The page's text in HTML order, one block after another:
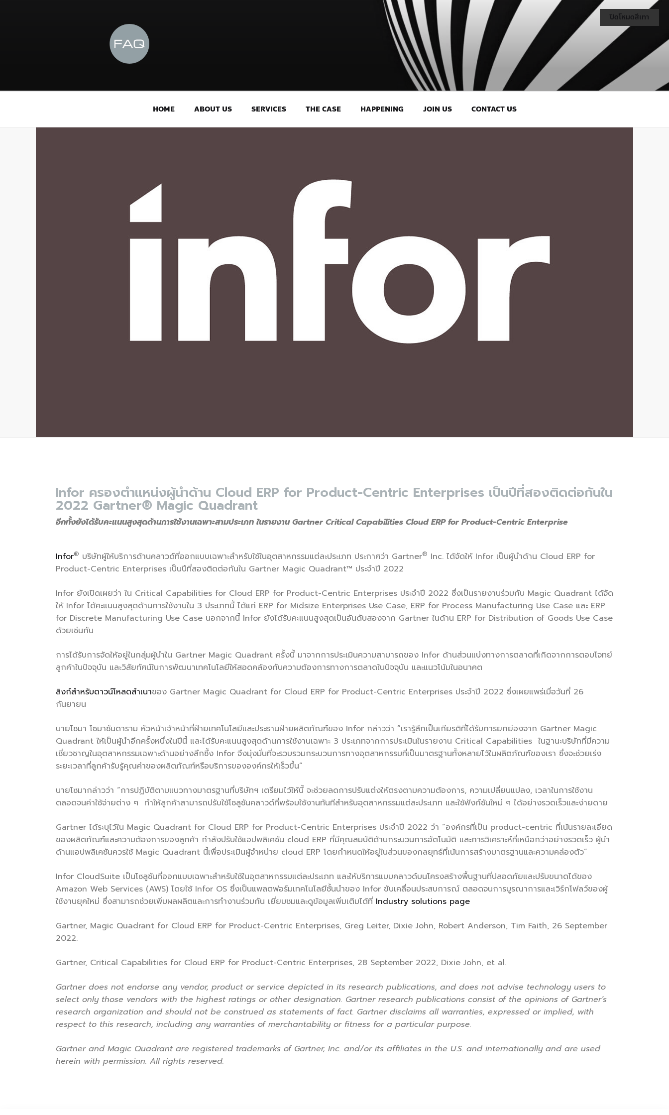
HOME ABOUT US SERVICES THE CASE HAPPENING JOIN US CONTACT US
Infor ครองตำแหน่งผู้นำด้าน Cloud ERP for Product-Centric Enterprises เป็นปีที่สองติดต่อกันใน
2022 Gartner® Magic Quadrant
อีกทั้งยังได้รับคะแนนสูงสุดด้านการใช้งานเฉพาะสามประเภท ในรายงานGartner Critical Capabilities Cloud ERP for Product-Centric Enterprise
Infor® บริษัทผู้ให้บริการด้านคลาวด์ที่ออกแบบเฉพาะสำหรับใช้ในอุตสาหกรรมแต่ละประเภท ประกาศว่า Gartner® Inc. ได้จัดให้ Infor เป็นผู้นำด้าน Cloud ERP for
Product-Centric Enterprises เป็นปีที่สองติดต่อกันใน Gartner Magic Quadrant™ ประจำปี 2022
Infor ยังเปิดเผยว่า ใน Critical Capabilities for Cloud ERP for Product-Centric Enterprises ประจำปี 2022 ซึ่งเป็นรายงานร่วมกับ Magic Quadrant ได้จัด
ให้ Infor ได้คะแนนสูงสุดด้านการใช้งานใน 3 ประเภทนี้ ได้แก่ ERP for Midsize Enterprises Use Case, ERP for Process Manufacturing Use Case และ ERP
for Discrete Manufacturing Use Case นอกจากนี้ Infor ยังได้รับคะแนนสูงสุดเป็นอันดับสองจาก Gartner ในด้าน ERP for Distribution of Goods Use Case
ด้วยเช่นกัน
การได้รับการจัดให้อยู่ในกลุ่มผู้นำใน Gartner Magic Quadrant ครั้งนี้ มาจากการประเมินความสามารถของ Infor ด้านส่วนแบ่งทางการตลาดที่เกิดจากการตอบโจทย์
ลูกค้าในปัจจุบัน และวิสัยทัศน์ในการพัฒนาเทคโนโลยีให้สอดคล้องกับความต้องการทางการตลาดในปัจจุบัน และแนวโน้มในอนาคต
ลิงก์สำหรับดาวน์โหลดสำเนาของ Gartner Magic Quadrant for Cloud ERP for Product-Centric Enterprises ประจำปี 2022 ซึ่งเผยแพร่เมื่อวันที่ 26
กันยายน
นายโซมา โซมาซันดาราม หัวหน้าเจ้าหน้าที่ฝ่ายเทคโนโลยีและประธานฝ่ายผลิตภัณฑ์ของ Infor กล่าวว่า “เรารู้สึกเป็นเกียรติที่ได้รับการยกย่องจาก Gartner Magic
Quadrant ให้เป็นผู้นำอีกครั้งหนึ่งในปีนี้ และได้รับคะแนนสูงสุดด้านการใช้งานเฉพาะ 3 ประเภทจากการประเมินในรายงาน Critical Capabilities ในฐานะบริษัทที่มีความ
เชี่ยวชาญในอุตสาหกรรมเฉพาะด้านอย่างลึกซึ้ง Infor จึงมุ่งมั่นที่จะรวบรวมกระบวนการทางอุตสาหกรรมที่เป็นมาตรฐานทั้งหลายไว้ในผลิตภัณฑ์ของเรา ซึ่งจะช่วยเร่ง
ระยะเวลาที่ลูกค้ารับรู้คุณค่าของผลิตภัณฑ์หรือบริการขององค์กรให้เร็วขึ้น”
นายโซมากล่าวว่า “การปฏิบัติตามแนวทางมาตรฐานที่บริษัทฯ เตรียมไว้ให้นี้ จะช่วยลดการปรับแต่งให้ตรงตามความต้องการ, ความเปลี่ยนแปลง, เวลาในการใช้งาน
ตลอดจนค่าใช้จ่ายต่าง ๆ ทำให้ลูกค้าสามารถปรับใช้โซลูชันคลาวด์ที่พร้อมใช้งานทันทีสำหรับอุตสาหกรรมแต่ละประเภท และใช้ฟังก์ชันใหม่ ๆ ได้อย่างรวดเร็วและง่ายดาย
Gartner ได้ระบุไว้ใน Magic Quadrant for Cloud ERP for Product-Centric Enterprises ประจำปี 2022 ว่า “องค์กรที่เป็น product-centric ที่เน้นรายละเอียด
ของผลิตภัณฑ์และความต้องการของลูกค้า กำลังปรับใช้แอปพลิเคชัน cloud ERP ที่มีคุณสมบัติด้านกระบวนการอัตโนมัติ และการวิเคราะห์ที่เหนือกว่าอย่างรวดเร็ว ผู้นำ
ด้านแอปพลิเคชันควรใช้ Magic Quadrant นี้เพื่อประเมินผู้จำหน่าย cloud ERP โดยกำหนดให้อยู่ในส่วนของกลยุทธ์ที่เน้นการสร้างมาตรฐานและความคล่องตัว”
Infor CloudSuite เป็นโซลูชันที่ออกแบบเฉพาะสำหรับใช้ในอุตสาหกรรมแต่ละประเภท และให้บริการแบบคลาวด์บนโครงสร้างพื้นฐานที่ปลอดภัยและปรับขนาดได้ของ
Amazon Web Services (AWS) โดยใช้ Infor OS ซึ่งเป็นแพลตฟอร์มเทคโนโลยีชั้นนำของ Infor ขับเคลื่อนประสบการณ์ ตลอดจนการบูรณาการและเวิร์กโฟลว์ของผู้
ใช้งานยุคใหม่ ซึ่งสามารถช่วยเพิ่มผลผลิตและการทำงานร่วมกัน เยี่ยมชมและดูข้อมูลเพิ่มเติมได้ที่ Industry solutions page
Gartner, Magic Quadrant for Cloud ERP for Product-Centric Enterprises, Greg Leiter, Dixie John, Robert Anderson, Tim Faith, 26 September
2022.
Gartner, Critical Capabilities for Cloud ERP for Product-Centric Enterprises, 28 September 2022, Dixie John, et al.
Gartner does not endorse any vendor, product or service depicted in its research publications, and does not advise technology users to
select only those vendors with the highest ratings or other designation. Gartner research publications consist of the opinions of Gartner’s
research organization and should not be construed as statements of fact. Gartner disclaims all warranties, expressed or implied, with
respect to this research, including any warranties of merchantability or fitness for a particular purpose.
Gartner and Magic Quadrant are registered trademarks of Gartner, Inc. and/or its affiliates in the U.S. and internationally and are used
herein with permission. All rights reserved.
ปิดโหมดสีเทา